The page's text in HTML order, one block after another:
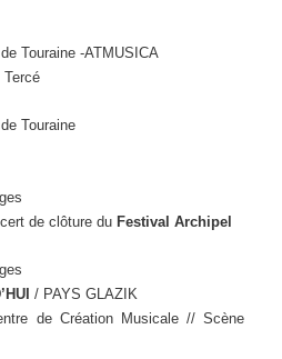
Touraine -ATMUSICA
Tercé
Touraine
de clôture du Festival Archipel
/ PAYS GLAZIK
de Création Musicale // Scène